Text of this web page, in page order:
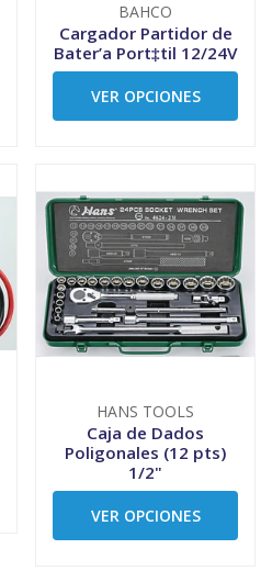
BAHCO
Cargador Partidor de
Bater’a Port‡til 12/24V
VER OPCIONES
HANS TOOLS
Caja de Dados
Poligonales (12 pts)
1/2"
VER OPCIONES